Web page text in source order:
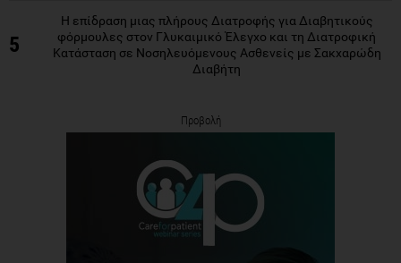
5
Η επίδραση μιας πλήρους Διατροφής για Διαβητικούς
φόρμουλες στον Γλυκαιμικό Έλεγχο και τη Διατροφική
Κατάσταση σε Νοσηλευόμενους Ασθενείς με Σακχαρώδη
Διαβήτη
Προβολή